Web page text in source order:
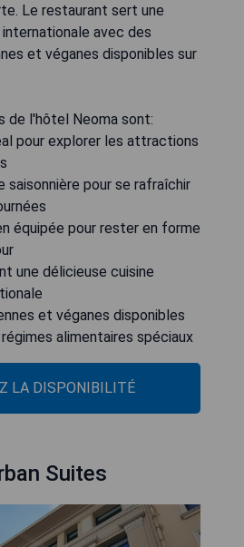
Le restaurant sert une
avec des
et véganes disponibles sur
de l'hôtel Neoma sont:
pour explorer les attractions
saisonnière pour se rafraîchir
équipée pour rester en forme
une délicieuse cuisine
et véganes disponibles
alimentaires spéciaux
LA DISPONIBILITÉ
Suites